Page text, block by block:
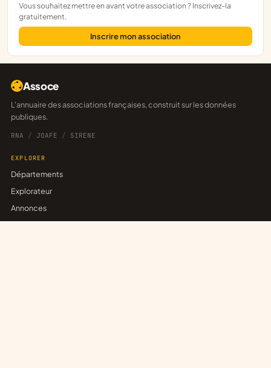
Vous souhaitez mettre en avant votre association ? Inscrivez-la
gratuitement.
Inscrire mon association
Assoce
L'annuaire des associations françaises, construit sur les données
publiques.
RNA / JOAFE / SIRENE
EXPLORER
Départements
Explorateur
Annonces